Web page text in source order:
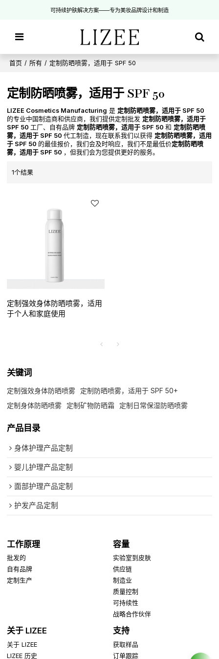
可持续护肤解决方案——专为美妆品牌设计和制造
首页 / 所有 / 定制防晒喷雾，适用于 SPF 50
定制防晒喷雾，适用于 SPF 50
LIZEE Cosmetics Manufacturing 是 定制防晒喷雾，适用于 SPF 50
的专业中国制造商和供应商，我们提供定制批发 定制防晒喷雾，适用于
SPF 50 工厂、自有品牌 定制防晒喷雾，适用于 SPF 50和 定制防晒喷
雾，适用于 SPF 50代工制造，现在联系我们以获得 定制防晒喷雾，适用
于 SPF 50 的最佳报价，我们会及时响应，我们不是最低价定制防晒喷
雾，适用于 SPF 50 ，但我们会为您提供更好的服务。
1个结果
定制强效身体防晒喷雾，适用
于个人和家庭使用
关键词
定制强效身体防晒喷雾
定制防晒喷雾，适用于 SPF 50+
定制身体防晒喷雾
定制矿物防晒霜 定制日常保湿防晒喷雾
产品目录
身体护理产品定制
婴儿护理产品定制
面部护理产品定制
护发产品定制
工作原理
批发的
自有品牌
定制生产
容量
实验室到皮肤
供应链
制造业
质量控制
可持续性
战略合作伙伴
关于 LIZEE
关于 LIZEE
LIZEE 历史
支持
获取样品
订单跟踪